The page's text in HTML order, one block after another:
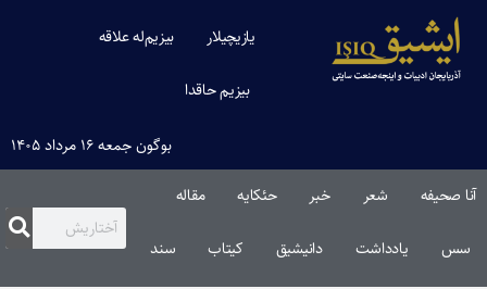
یازیچیلار بیزیم‌له علاقه
بیزیم حاقدا
بوگون جمعه ۱۶ مرداد ۱۴۰۵
صحیفه حئکایه مقاله‌
یادداشت دانیشیق کیتاب